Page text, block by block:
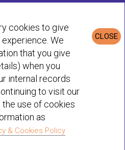
и cookie
All rights reserved
CLOSE
cookies to give
We
that you give
when you
internal records
to visit our
use of cookies
as
& Cookies Policy